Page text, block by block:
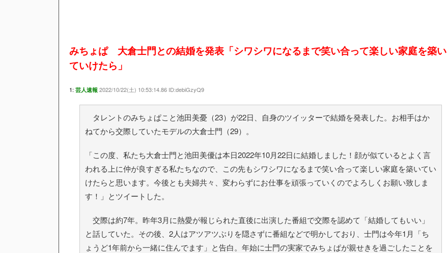
みちょぱ 大倉士門との結婚を発表「シワシワになるまで笑い合って楽しい家庭を築い
ていけたら」
1: 芸人速報 2022/10/22(土) 10:53:14.86 ID:debiGzyQ9
タレントのみちょぱこと池田美憂（23）が22日、自身のツイッターで結婚を発表した。お相手はか
ねてから交際していたモデルの大倉士門（29）。
「この度、私たち大倉士門と池田美優は本日2022年10月22日に結婚しました！顔が似ているとよく言
われる上に仲が良すぎる私たちなので、この先もシワシワになるまで笑い合って楽しい家庭を築いてい
けたらと思います。今後とも夫婦共々、変わらずにお仕事を頑張っていくのでよろしくお願い致しま
す！」とツイートした。
交際は約7年。昨年3月に熱愛が報じられた直後に出演した番組で交際を認めて「結婚してもいい」
と話していた。その後、2人はアツアツぶりを隠さずに番組などで明かしており、士門は今年1月「ち
ょうど1年前から一緒に住んでます」と告白。年始に士門の実家でみちょぱが親せきを過ごしたことを